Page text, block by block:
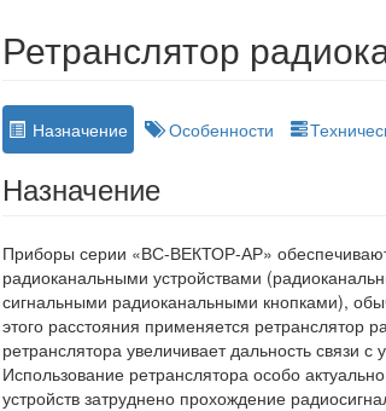
Ретранслятор
Назначение Особенности
Назначение
Приборы серии «ВС-ВЕКТОР-АР»
радиоканальными устройствами
сигнальными радиоканальными кнопками),
этого расстояния применяется
ретранслятора увеличивает дальность связи
Использование ретранслятора особо
устройств затруднено прохождение